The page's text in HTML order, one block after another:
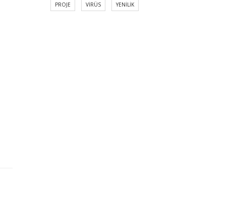
PROJE VIRÜS YENILIK